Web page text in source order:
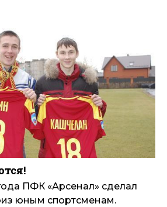
ПФК «Арсенал» сделал
юным спортсменам.